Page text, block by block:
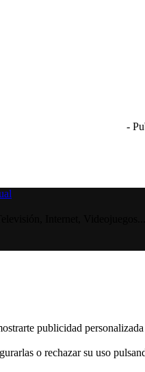
-
publicidad
o rechazar su uso